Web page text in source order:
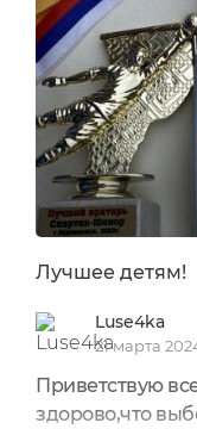
Лучшее детям!
Luse4ka
21 марта
Приветствую
здорово,что